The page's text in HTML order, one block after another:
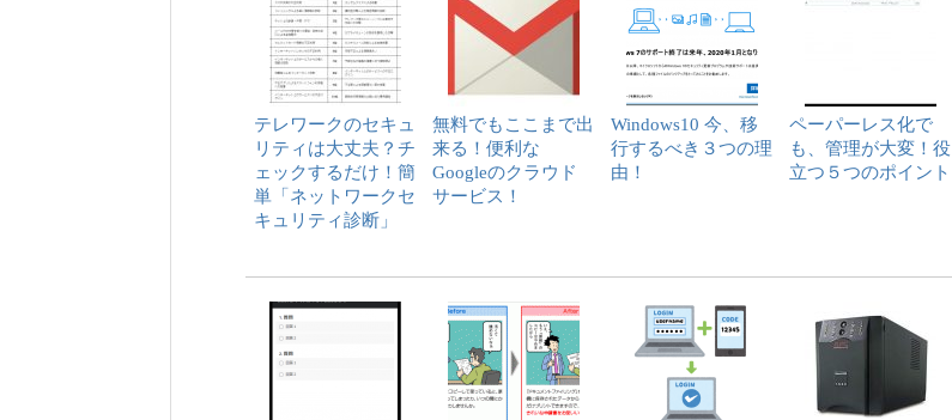
テレワークのセキュ
リティは大丈夫？チ
ェックするだけ！簡
単「ネットワークセ
キュリティ診断」
無料でもここまで出
来る！便利な
Googleのクラウド
サービス！
Windows10 今、移
行するべき３つの理
由！
ペーパーレス化で
も、管理が大変！役
立つ５つのポイント